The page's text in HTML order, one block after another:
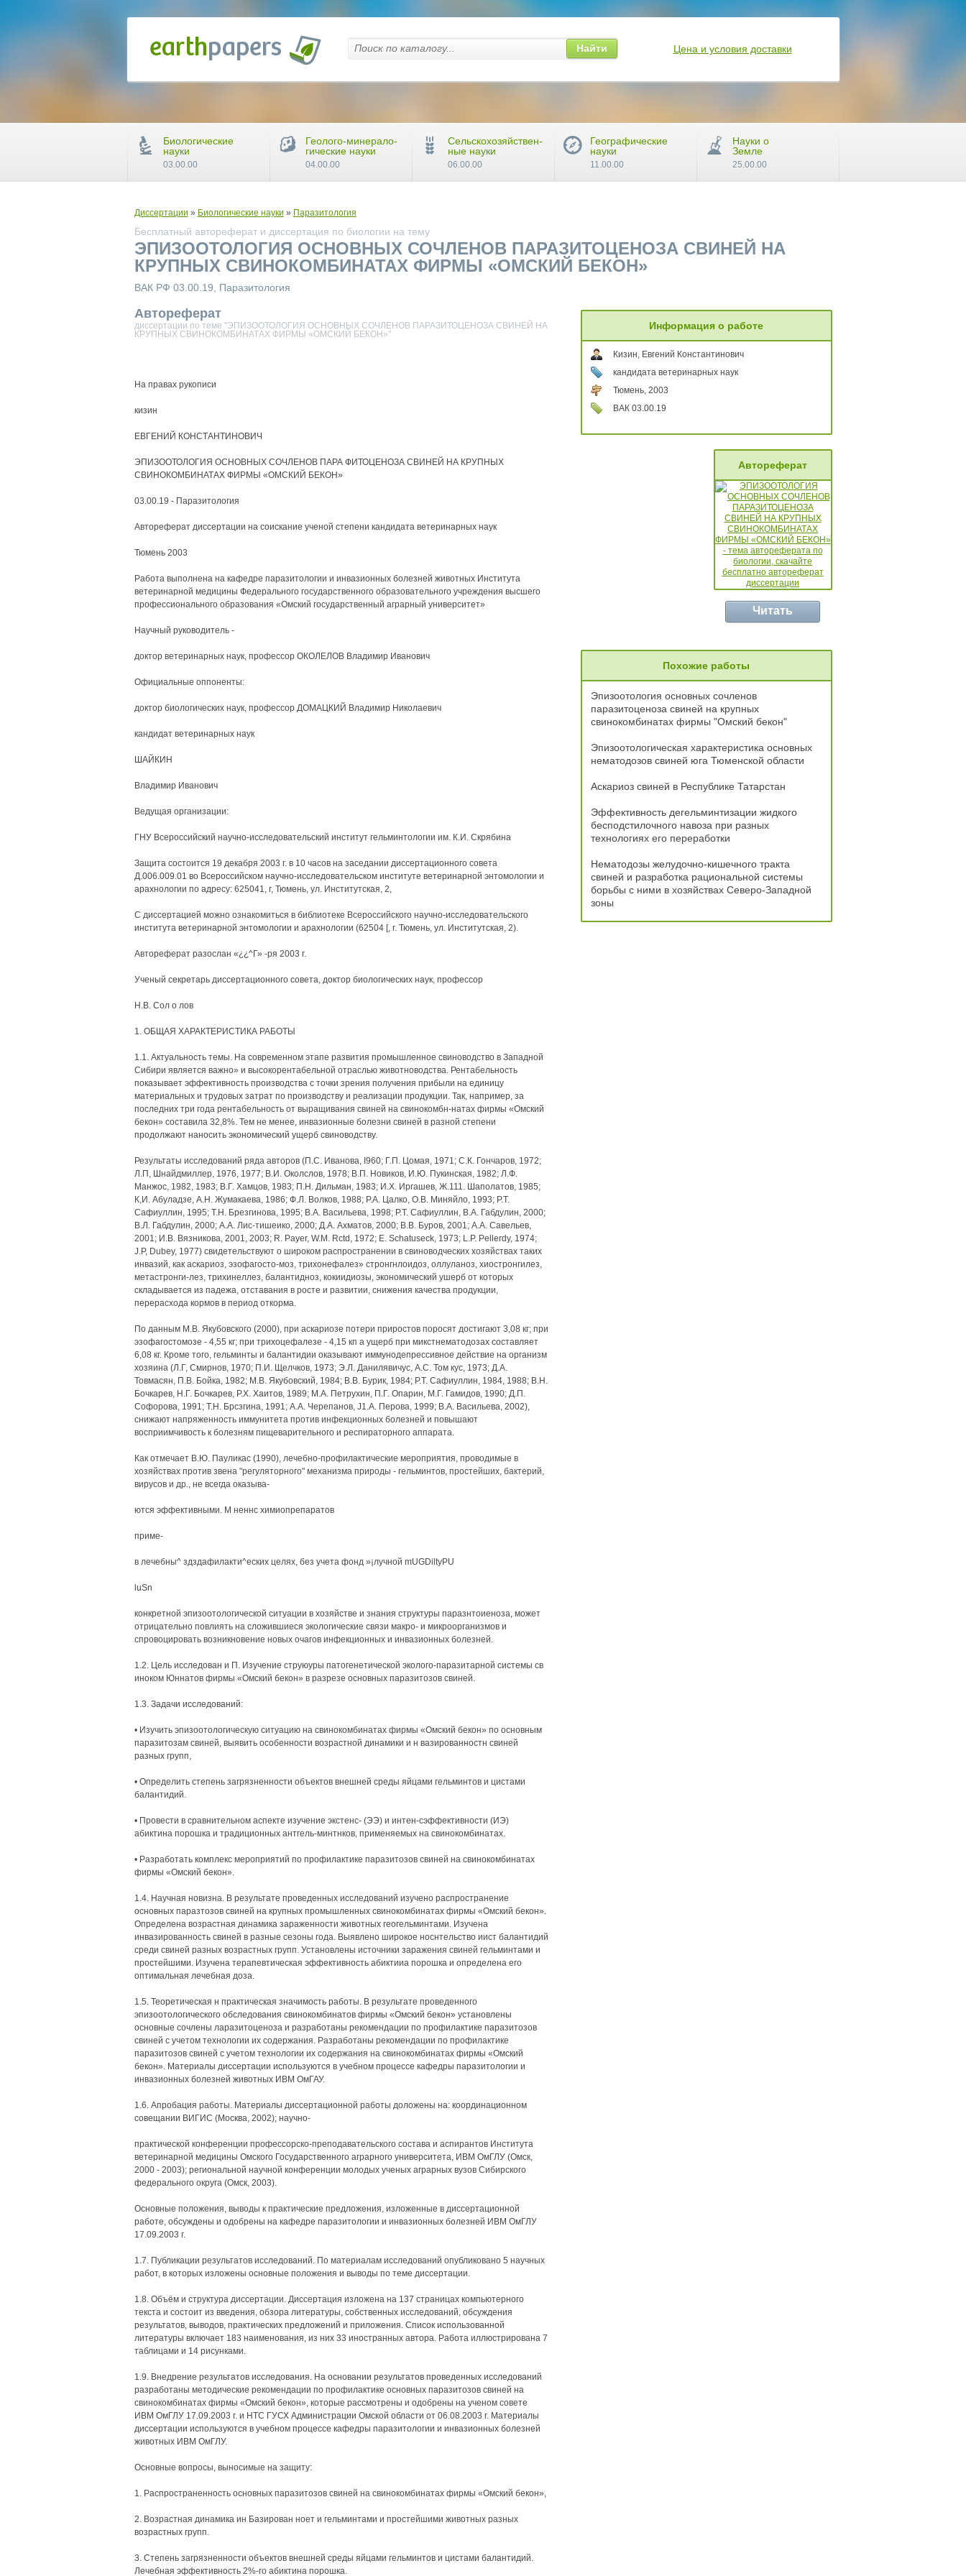
Диссертации » Биологические науки » Паразитология
Бесплатный автореферат и диссертация по биологии на тему
ЭПИЗООТОЛОГИЯ ОСНОВНЫХ СОЧЛЕНОВ ПАРАЗИТОЦЕНОЗА СВИНЕЙ НА
КРУПНЫХ СВИНОКОМБИНАТАХ ФИРМЫ «ОМСКИЙ БЕКОН»
ВАК РФ 03.00.19, Паразитология
Автореферат
диссертации по теме "ЭПИЗООТОЛОГИЯ ОСНОВНЫХ СОЧЛЕНОВ ПАРАЗИТОЦЕНОЗА СВИНЕЙ НА
КРУПНЫХ СВИНОКОМБИНАТАХ ФИРМЫ «ОМСКИЙ БЕКОН»"
На правах рукописи
кизин
ЕВГЕНИЙ КОНСТАНТИНОВИЧ
ЭПИЗООТОЛОГИЯ ОСНОВНЫХ СОЧЛЕНОВ ПАРА ФИТОЦЕНОЗА СВИНЕЙ НА КРУПНЫХ
СВИНОКОМБИНАТАХ ФИРМЫ «ОМСКИЙ БЕКОН»
03.00.19 - Паразитология
Автореферат диссертации на соискание ученой степени кандидата ветеринарных наук
Тюмень 2003
Работа выполнена на кафедре паразитологии и инвазионных болезней животных Института
ветеринарной медицины Федерального государственного образовательного учреждения высшего
профессионального образования «Омский государственный аграрный университет»
Научный руководитель -
доктор ветеринарных наук, профессор ОКОЛЕЛОВ Владимир Иванович
Официальные оппоненты:
доктор биологических наук, профессор ДОМАЦКИЙ Владимир Николаевич
кандидат ветеринарных наук
ШАЙКИН
Владимир Иванович
Ведущая организации:
ГНУ Всероссийский научно-исследовательский институт гельминтологии им. К.И. Скрябина
Защита состоится 19 декабря 2003 г. в 10 часов на заседании диссертационного совета
Д.006.009.01 во Всероссийском научно-исследовательском институте ветеринарной энтомологии и
арахнологии по адресу: 625041, г, Тюмень, ул. Институтская, 2,
С диссертацией можно ознакомиться в библиотеке Всероссийского научно-исследовательского
института ветеринарной энтомологии и арахнологии (62504 [, г. Тюмень, ул. Институтская, 2).
Автореферат разослан «¿¿^Г» -ря 2003 г.
Ученый секретарь диссертационного совета, доктор биологических наук, профессор
Н.В. Сол о лов
1. ОБЩАЯ ХАРАКТЕРИСТИКА РАБОТЫ
1.1. Актуальность темы. На современном этапе развития промышленное свиноводство в Западной
Сибири является важно» и высокорентабельной отраслью животноводства. Рентабельность
показывает эффективность производства с точки зрения получения прибыли на единицу
материальных и трудовых затрат по производству и реализации продукции. Так, например, за
последних три года рентабельность от выращивания свиней на свинокомбн-натах фирмы «Омский
бекон» составила 32,8%. Тем не менее, инвазионные болезни свиней в разной степени
продолжают наносить экономический ущерб свиноводству.
Результаты исследований ряда авторов (П.С. Иванова, I960; Г.П. Цомая, 1971; С.К. Гончаров, 1972;
Л.П, Шнайдмиллер, 1976, 1977; В.И. Околслов, 1978; В.П. Новиков, И.Ю. Пукинская, 1982; Л.Ф.
Манжос, 1982, 1983; В.Г. Хамцов, 1983; П.Н. Дильман, 1983; И.Х. Иргашев, Ж.111. Шаполатов, 1985;
К,И. Абуладзе, А.Н. Жумакаева, 1986; Ф.Л. Волков, 1988; P.A. Цалко, О.В. Миняйло, 1993; Р.Т.
Сафиуллин, 1995; Т.Н. Брезгинова, 1995; В.А. Васильева, 1998; Р.Т. Сафиуллин, В.А. Габдулин, 2000;
В.Л. Габдулин, 2000; A.A. Лис-тишеико, 2000; Д.А. Ахматов, 2000; В.В. Буров, 2001; A.A. Савельев,
2001; И.В. Вязникова, 2001, 2003; R. Payer, W.M. Rctd, 1972; Е. Schatuseck, 1973; L.P. Pellerdy, 1974;
J.P, Dubey, 1977) свидетельствуют о широком распространении в свиноводческих хозяйствах таких
инвазий, как аскариоз, эзофагосто-моз, трихонефалез» стронгнлоидоз, оллуланоз, хиостронгилез,
метастронги-лез, трихинеллез, балантидноз, кокиидиозы, экономический ушерб от которых
складывается из падежа, отставания в росте и развитии, снижения качества продукции,
перерасхода кормов в период откорма.
По данным М.В. Якубовского (2000), при аскариозе потери приростов поросят достигают 3,08 кг; при
эзофагостомозе - 4,55 кг; при трихоцефалезе - 4,15 кп а ущерб при микстнематодозах составляет
6,08 кг. Кроме того, гельминты и балантидии оказывают иммунодепрессивное действие на организм
хозяина (Л.Г, Смирнов, 1970; П.И. Щелчков, 1973; Э.Л. Данилявичус, A.C. Том кус, 1973; Д.А.
Товмасян, П.В. Бойка, 1982; М.В. Якубовский, 1984; В.В. Бурик, 1984; Р.Т. Сафиуллин, 1984, 1988; В.Н.
Бочкарев, Н.Г. Бочкарев, Р.Х. Хаитов, 1989; М.А. Петрухин, П.Г. Опарин, М.Г. Гамидов, 1990; Д.П.
Софорова, 1991; Т.Н. Брсзгина, 1991; A.A. Черепанов, J1.A. Перова, 1999; В.А. Васильева, 2002),
снижают напряженность иммунитета против инфекционных болезней и повышают
восприимчивость к болезням пищеварительного и респираторного аппарата.
Как отмечает В.Ю. Пауликас (1990), лечебно-профилактические мероприятия, проводимые в
хозяйствах против звена "регуляторного" механизма природы - гельминтов, простейших, бактерий,
вирусов и др., не всегда оказыва-
ются эффективными. М неннс химиопрепаратов
приме-
в лечебны^ здздафилакти^еских целях, без учета фонд »¡лучной mUGDiltyPU
luSn
конкретной эпизоотологической ситуации в хозяйстве и знания структуры паразнтоиеноза, может
отрицательно повлиять на сложившиеся экологические связи макро- и микроорганизмов и
спровоцировать возникновение новых очагов инфекционных и инвазионных болезней.
1.2. Цель исследован и П. Изучение струюуры патогенетической эколого-паразитарной системы св
иноком Юннатов фирмы «Омский бекон» в разрезе основных паразитозов свиней.
1.3. Задачи исследований:
• Изучить эпизоотологическую ситуацию на свинокомбинатах фирмы «Омский бекон» по основным
паразитозам свиней, выявить особенности возрастной динамики и н вазированностн свиней
разных групп,
• Определить степень загрязненности объектов внешней среды яйцами гельминтов и цистами
балантидий.
• Провести в сравнительном аспекте изучение экстенс- (ЭЭ) и интен-сэффективности (ИЭ)
абиктина порошка и традиционных антгель-минтнков, применяемых на свинокомбинатах.
• Разработать комплекс мероприятий по профилактике паразитозов свиней на свинокомбинатах
фирмы «Омский бекон».
1.4. Научная новизна. В результате проведенных исследований изучено распространение
основных паразтозов свиней на крупных промышленных свинокомбинатах фирмы «Омский бекон».
Определена возрастная динамика зараженности животных геогельминтами. Изучена
инвазированность свиней в разные сезоны года. Выявлено широкое носнтельство иист балантидий
среди свиней разных возрастных групп. Установлены источники заражения свиней гельминтами и
простейшими. Изучена терапевтическая эффективность абиктииа порошка и определена его
оптимальная лечебная доза.
1.5. Теоретическая н практическая значимость работы. В результате проведенного
эпизоотологического обследования свинокомбинатов фирмы «Омский бекон» установлены
основные сочлены ларазитоценоза и разработаны рекомендации по профилактике паразитозов
свиней с учетом технологии их содержания. Разработаны рекомендации по профилактике
паразитозов свиней с учетом технологии их содержания на свинокомбинатах фирмы «Омский
бекон». Материалы диссертации используются в учебном процессе кафедры паразитологии и
инвазионных болезней животных ИВМ ОмГАУ.
1.6. Апробация работы. Материалы диссертационной работы доложены на: координационном
совещании ВИГИС (Москва, 2002); научно-
практической конференции профессорско-преподавательского состава и аспирантов Института
ветеринарной медицины Омского Государственного аграрного университета, ИВМ ОмГЛУ (Омск,
2000 - 2003); региональной научной конференции молодых ученых аграрных вузов Сибирского
федерального округа (Омск, 2003).
Основные положения, выводы к практические предложения, изложенные в диссертационной
работе, обсуждены и одобрены на кафедре паразитологии и инвазионных болезней ИВМ ОмГЛУ
17.09.2003 г.
1.7. Публикации результатов исследований. По материалам исследований опубликовано 5 научных
работ, в которых изложены основные положения и выводы по теме диссертации.
1.8. Объём и структура диссертации. Диссертация изложена на 137 страницах компьютерного
текста и состоит из введения, обзора литературы, собственных исследований, обсуждения
результатов, выводов, практических предложений и приложения. Список использованной
литературы включает 183 наименования, из них 33 иностранных автора. Работа иллюстрирована 7
таблицами и 14 рисунками.
1.9. Внедрение результатов исследования. На основании результатов проведенных исследований
разработаны методические рекомендации по профилактике основных паразитозов свиней на
свинокомбинатах фирмы «Омский бекон», которые рассмотрены и одобрены на ученом совете
ИВМ ОмГЛУ 17.09.2003 г. и НТС ГУСХ Администрации Омской области от 06.08.2003 г. Материалы
диссертации используются в учебном процессе кафедры паразитологии и инвазионных болезней
животных ИВМ ОмГЛУ.
Основные вопросы, выносимые на защиту:
1. Распространенность основных паразитозов свиней на свинокомбинатах фирмы «Омский бекон»,
2. Возрастная динамика ин Базирован ноет и гельминтами и простейшими животных разных
возрастных групп.
3. Степень загрязненности объектов внешней среды яйцами гельминтов и цистами балантидий.
Лечебная эффективность 2%-го абиктина порошка.
Информация о работе
Кизин, Евгений Константинович
кандидата ветеринарных наук
Тюмень, 2003
ВАК 03.00.19
Автореферат
Читать
Похожие работы
Эпизоотология основных сочленов
паразитоценоза свиней на крупных
свинокомбинатах фирмы "Омский бекон"
Эпизоотологическая характеристика основных
нематодозов свиней юга Тюменской области
Аскариоз свиней в Республике Татарстан
Эффективность дегельминтизации жидкого
бесподстилочного навоза при разных
технологиях его переработки
Нематодозы желудочно-кишечного тракта
свиней и разработка рациональной системы
борьбы с ними в хозяйствах Северо-Западной
зоны
Найти Цена и условия доставки
Биологические
науки
03.00.00
Геолого-минерало-
гические науки
04.00.00
Сельскохозяйствен-
ные науки
06.00.00
Географические
науки
11.00.00
Науки о
Земле
25.00.00